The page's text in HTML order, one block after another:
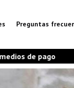
Preguntas
🌿 Somos